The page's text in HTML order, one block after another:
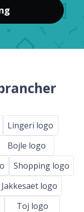
Lingeri logo
Bojle logo
Shopping logo
Jakkesaet logo
Toj logo